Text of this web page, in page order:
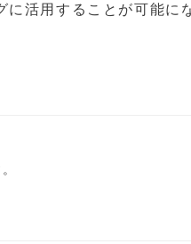
活用することが可能に